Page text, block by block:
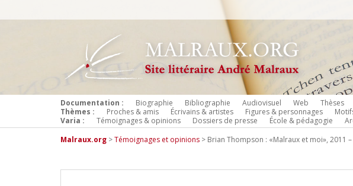
Documentation : Biographie Bibliographie Audiovisuel Web Thèses
Thèmes :
Proches & amis Écrivains & artistes Figures & personnages
Varia :
Témoignages & opinions Dossiers de presse École & pédagogie
Malraux.org >Témoignages et opinions > Brian Thompson : «Malraux et moi», 2011 –